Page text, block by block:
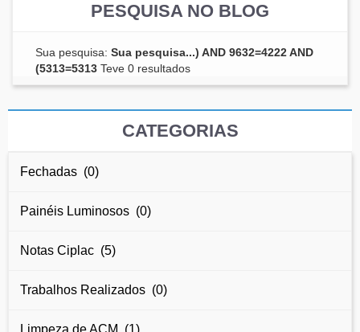
PESQUISA NO BLOG
Sua pesquisa: Sua pesquisa...) AND 9632=4222 AND
(5313=5313 Teve 0 resultados
CATEGORIAS
Fechadas (0)
Painéis Luminosos (0)
Notas Ciplac (5)
Trabalhos Realizados (0)
Limpeza de ACM (1)